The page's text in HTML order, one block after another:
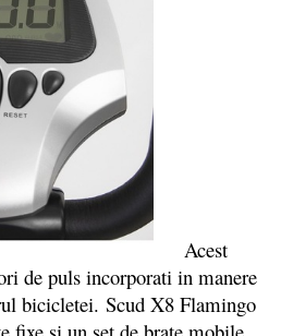
Acest
de puls incorporati in manere
bicicletei. Scud X8 Flamingo